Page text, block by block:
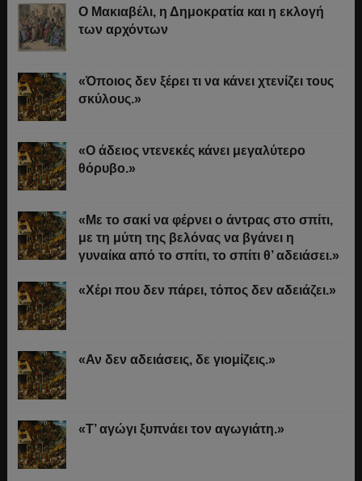
Ο Μακιαβέλι, η Δημοκρατία και η εκλογή
των αρχόντων
«Όποιος δεν ξέρει τι να κάνει χτενίζει τους
σκύλους.»
«Ο άδειος ντενεκές κάνει μεγαλύτερο
θόρυβο.»
«Με το σακί να φέρνει ο άντρας στο σπίτι,
με τη μύτη της βελόνας να βγάνει η
γυναίκα από το σπίτι, το σπίτι θ’ αδειάσει.»
«Χέρι που δεν πάρει, τόπος δεν αδειάζει.»
«Αν δεν αδειάσεις, δε γιομίζεις.»
«Τ’ αγώγι ξυπνάει τον αγωγιάτη.»